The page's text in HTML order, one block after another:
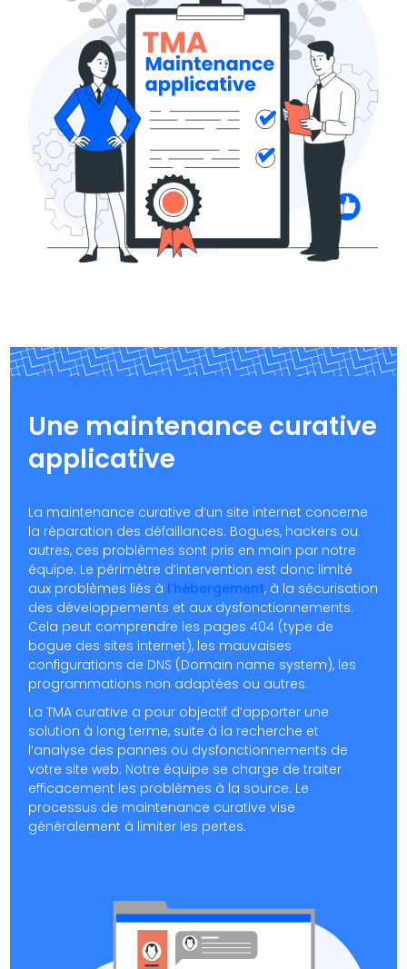
Une maintenance curative
applicative
La maintenance curative d’un site internet concerne
la réparation des défaillances. Bogues, hackers ou
autres, ces problèmes sont pris en main par notre
équipe. Le périmètre d’intervention est donc limité
aux problèmes liés à l’hébergement, à la sécurisation
des développements et aux dysfonctionnements.
Cela peut comprendre les pages 404 (type de
bogue des sites internet), les mauvaises
configurations de DNS (Domain name system), les
programmations non adaptées ou autres.
La TMA curative a pour objectif d’apporter une
solution à long terme, suite à la recherche et
l’analyse des pannes ou dysfonctionnements de
votre site web. Notre équipe se charge de traiter
efficacement les problèmes à la source. Le
processus de maintenance curative vise
généralement à limiter les pertes.